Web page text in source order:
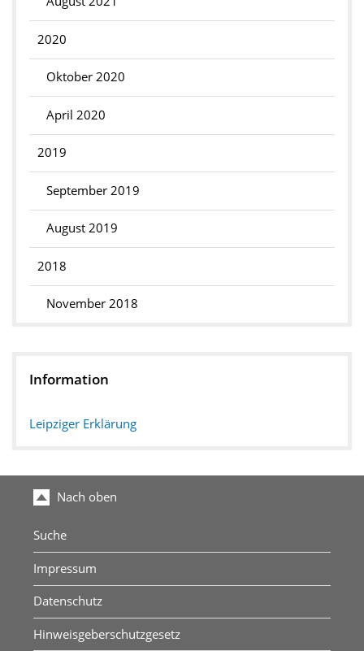
2020
Oktober 2020
April 2020
2019
September 2019
August 2019
2018
November 2018
Information
Leipziger Erklärung
Nach oben
Suche
Impressum
Datenschutz
Hinweisgeberschutzgesetz